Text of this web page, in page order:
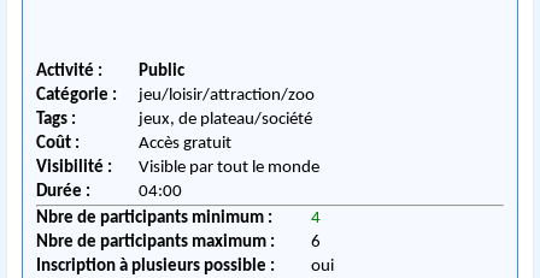
Activité :
Public
Catégorie :
jeu/loisir/attraction/zoo
Tags :
jeux, de plateau/société
Coût :
Accès gratuit
Visibilité :
Visible par tout le monde
Durée :
04:00
Nbre de participants minimum :
4
Nbre de participants maximum :
6
Inscription à plusieurs possible :
oui